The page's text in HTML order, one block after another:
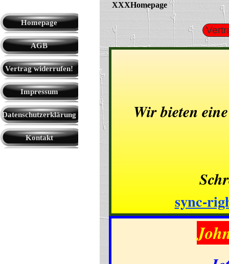
Menü überspringen
Homepage
AGB ▼
Vertrag widerrufen!
Impressum
Datenschutzerklärung
Kontakt
XXXHomepage
Wir bieten
sync-